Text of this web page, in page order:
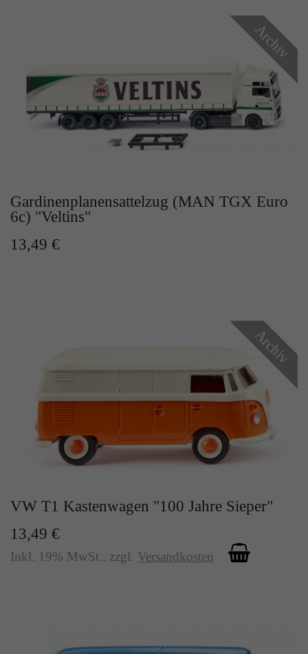
Archiv
Gardinenplanensattelzug (MAN TGX Euro
6c) "Veltins"
13,49 €
Archiv
VW T1 Kastenwagen "100 Jahre Sieper"
13,49 €
Inkl. 19% MwSt., zzgl. Versandkosten